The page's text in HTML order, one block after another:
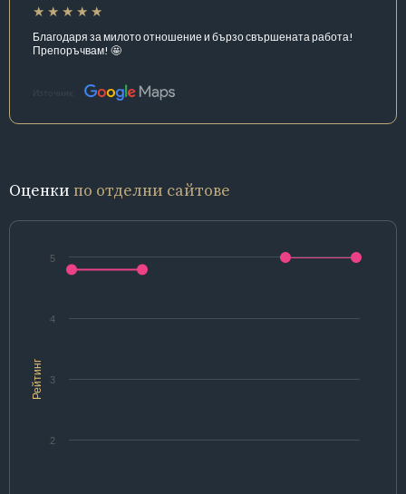
Благодаря за милото отношение и бързо свършената работа!
Препоръчвам! 🤩
Източник:
Оценки по отделни сайтове
Рейтинг
2
3
4
5